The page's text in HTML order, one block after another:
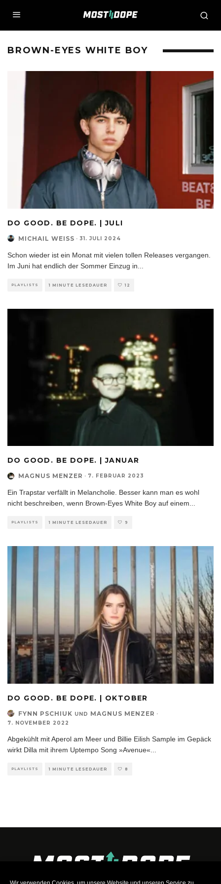
BROWN-EYES WHITE BOY
DO GOOD. BE DOPE. | JULI
MICHAIL WEISS · 31. JULI 2024
Schon wieder ist ein Monat mit vielen tollen Releases vergangen.
Im Juni hat endlich der Sommer Einzug in
PLAYLISTS 1 MINUTE LESEDAUER 12
DO GOOD. BE DOPE. | JANUAR
MAGNUS MENZER · 7. FEBRUAR 2023
Ein Trapstar verfällt in Melancholie. Besser kann man es wohl
nicht beschreiben, wenn Brown-Eyes White Boy auf einem...
PLAYLISTS 1 MINUTE LESEDAUER 9
DO GOOD. BE DOPE. | OKTOBER
FYNN PSCHIUK UND MAGNUS MENZER ·
7. NOVEMBER 2022
Abgekühlt mit Aperol am Meer und Billie Eilish Sample im Gepäck
wirkt Dilla mit ihrem Uptempo Song »Avenue«
PLAYLISTS 1 MINUTE LESEDAUER 8